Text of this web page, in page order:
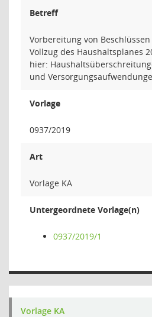
Betreff
Vorbereitung von
Vollzug des Haushaltsplanes
hier:
und
Vorlage
0937/2019
Art
Vorlage KA
Untergeordnete Vorlage(n)
0937/2019/1
Vorlage KA